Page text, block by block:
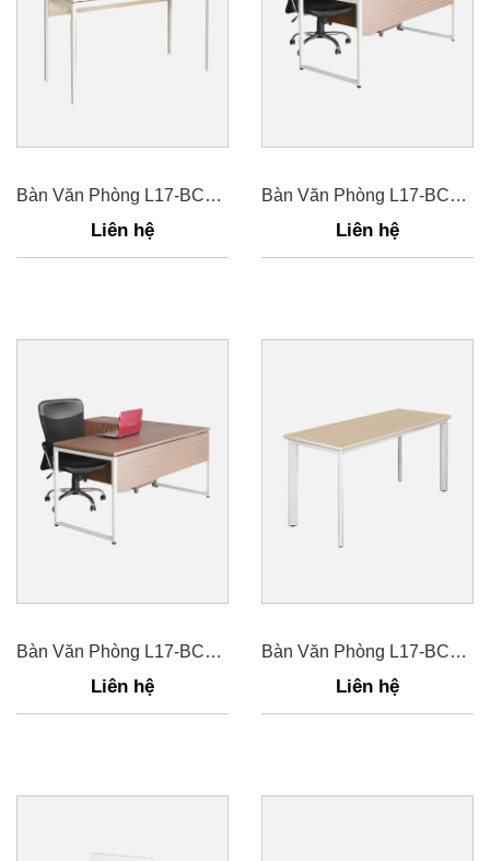
Bàn Văn Phòng L17-BCH16
Liên hệ
Bàn Văn Phòng L17-BCK16A
Liên hệ
Bàn Văn Phòng L17-BCK16L17-B
Liên hệ
Bàn Văn Phòng L17-BCO12
Liên hệ